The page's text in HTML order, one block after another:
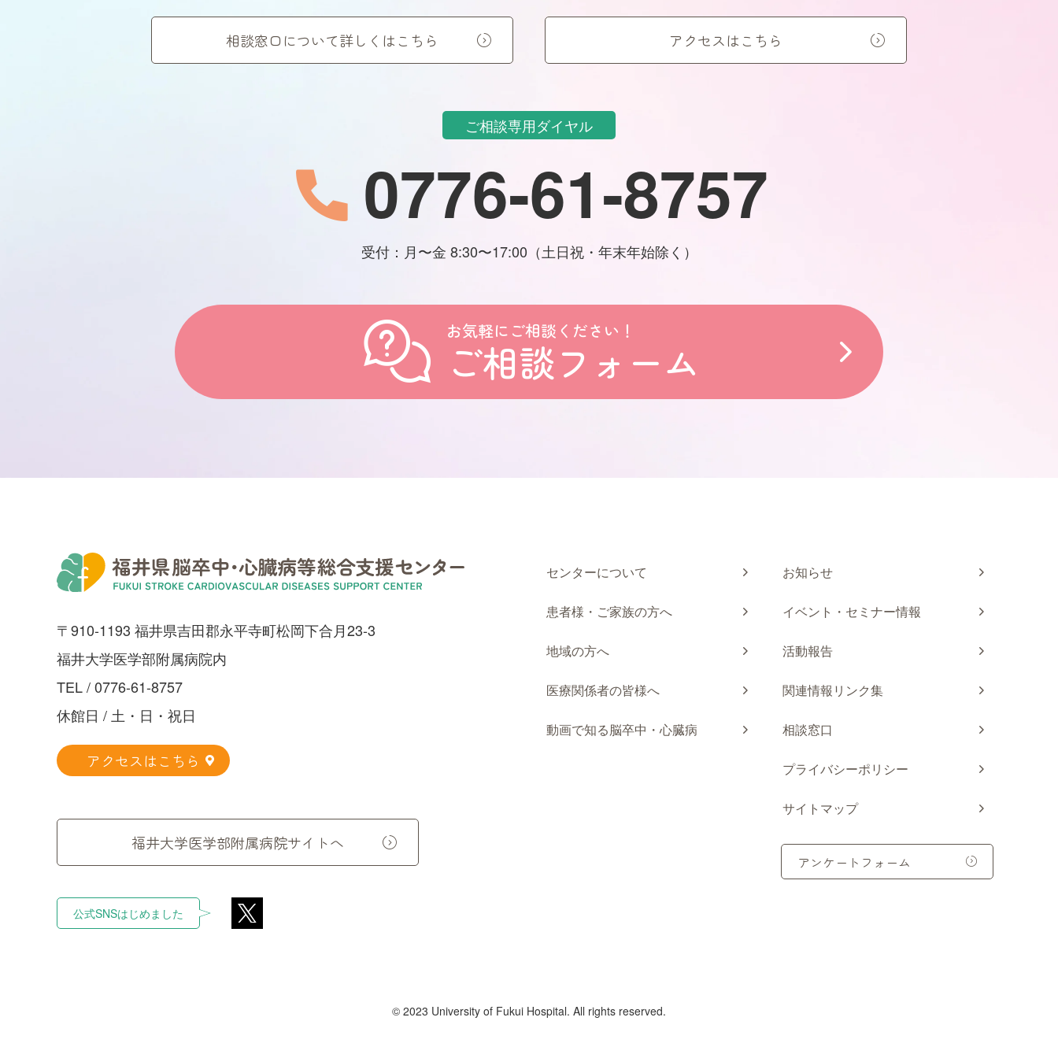
相談窓口について詳しくはこちら アクセスはこちら
ご相談専用ダイヤル
0776-61-8757
受付：月〜金 8:30〜17:00（土日祝・年末年始除く）
お気軽にご相談ください！
ご相談フォーム
〒910-1193 福井県吉田郡永平寺町松岡下合月23-3
福井大学医学部附属病院内
TEL /0776-61-8757
休館日 / 土・日・祝日
アクセスはこちら
福井大学医学部附属病院サイトへ
公式SNSはじめました
センターについて
患者様・ご家族の方へ
地域の方へ
医療関係者の皆様へ
動画で知る脳卒中・心臓病
お知らせ
イベント・セミナー情報
活動報告
関連情報リンク集
相談窓口
プライバシーポリシー
サイトマップ
アンケートフォーム
© 2023 University of Fukui Hospital. All rights reserved.